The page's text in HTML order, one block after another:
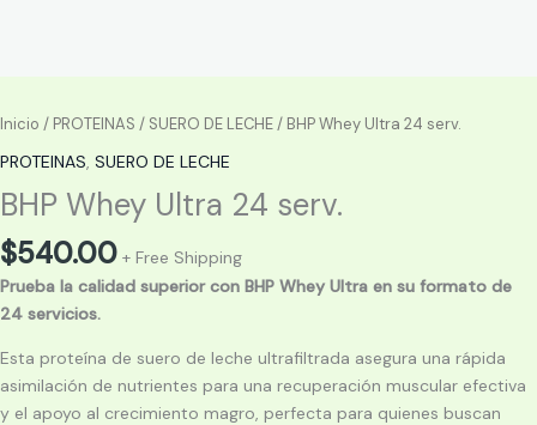
Inicio / PROTEINAS / SUERO DE LECHE/ BHP Whey Ultra 24 serv.
PROTEINAS, SUERO DE LECHE
BHP Whey Ultra 24 serv.
$540.00 + Free Shipping
Prueba la calidad superior con BHP Whey Ultra en su formato de
24 servicios.
Esta proteína de suero de leche ultrafiltrada asegura una rápida
asimilación de nutrientes para una recuperación muscular efectiva
y el apoyo al crecimiento magro, perfecta para quienes buscan